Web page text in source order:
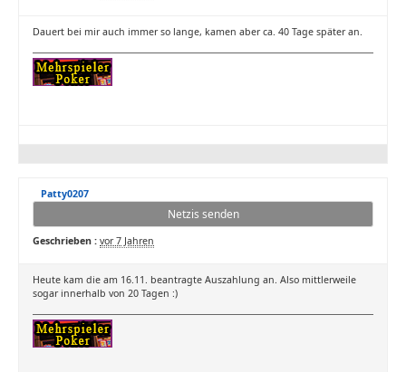
Dauert bei mir auch immer so lange, kamen aber ca. 40 Tage später an.
Patty0207
Netzis senden
Geschrieben : vor 7 Jahren
Heute kam die am 16.11. beantragte Auszahlung an. Also mittlerweile
sogar innerhalb von 20 Tagen :)